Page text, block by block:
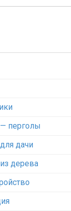
перголы
дачи
дерева